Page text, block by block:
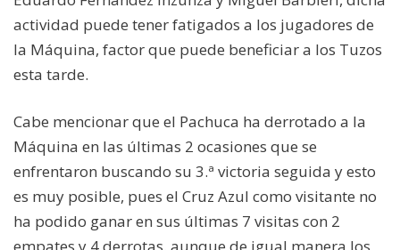
actividad puede tener fatigados a los jugadores de
la Máquina, factor que puede beneficiar a los Tuzos
esta tarde.
Cabe mencionar que el Pachuca ha derrotado a la
Máquina en las últimas 2 ocasiones que se
enfrentaron buscando su 3.ª victoria seguida y esto
es muy posible, pues el Cruz Azul como visitante no
ha podido ganar en sus últimas 7 visitas con 2